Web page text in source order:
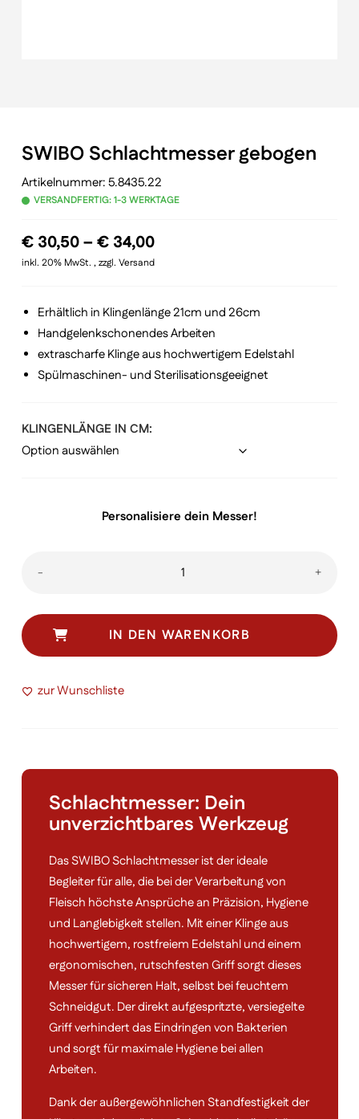
SWIBO Schlachtmesser gebogen
Artikelnummer:5.8435.22
VERSANDFERTIG: 1-3 WERKTAGE
€30,50– €34,00Preisspanne:
€ 30,50
€ 34,00
inkl. 20% MwSt. , zzgl. Versand
Erhältlich in Klingenlänge 21cm und 26cm
Handgelenkschonendes Arbeiten
extrascharfe Klinge aus hochwertigem Edelstahl
Spülmaschinen- und Sterilisationsgeeignet
KLINGENLÄNGE IN CM
Personalisiere dein Messer!
-
SWIBO
gebogen
Menge
+
IN DEN WARENKORB
zur Wunschliste
Schlachtmesser: Dein
unverzichtbares Werkzeug
Das SWIBO Schlachtmesser ist der ideale
Begleiter für alle, die bei der Verarbeitung von
Fleisch höchste Ansprüche an Präzision, Hygiene
und Langlebigkeit stellen. Mit einer Klinge aus
hochwertigem, rostfreiem Edelstahl und einem
ergonomischen, rutschfesten Griff sorgt dieses
Messer für sicheren Halt, selbst bei feuchtem
Schneidgut. Der direkt aufgespritzte, versiegelte
Griff verhindert das Eindringen von Bakterien
und sorgt für maximale Hygiene bei allen
Arbeiten.
Dank der außergewöhnlichen Standfestigkeit der